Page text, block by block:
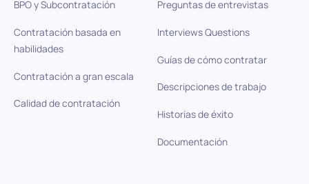
BPO y Subcontratación
Contratación basada en
habilidades
Contratación a gran escala
Calidad de contratación
Preguntas de entrevistas
Interviews Questions
Guías de cómo contratar
Descripciones de trabajo
Historias de éxito
Documentación